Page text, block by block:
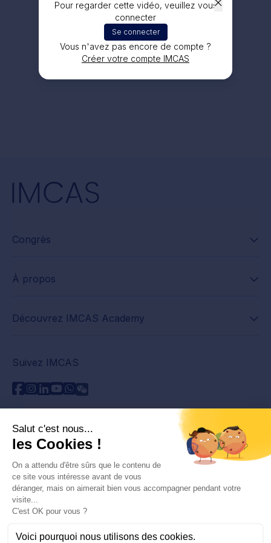
Pour regarder cette vidéo, veuillez vous
connecter
Se connecter
Vous n'avez pas encore de compte ?
Créer votre compte IMCAS
Congrès
À propos
Découvrez IMCAS Academy
Suivez IMCAS
Besoin d'aide ?
Contactez-nous
Lire les FAQs
Politique de confidentialité